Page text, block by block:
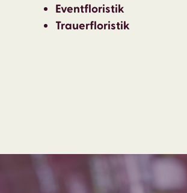
Eventfloristik
Trauerfloristik